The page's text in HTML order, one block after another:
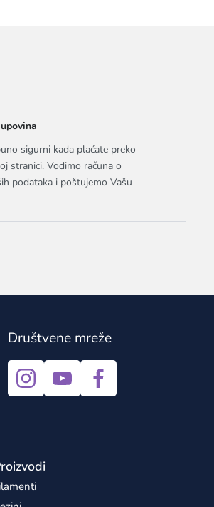
sigurni kada plaćate preko
stranici. Vodimo računa o
podataka i poštujemo Vašu
Društvene mreže